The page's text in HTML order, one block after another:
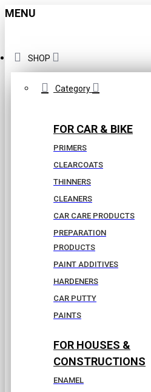
MENU
SHOP
Category
FOR CAR & BIKE
PRIMERS
CLEARCOATS
THINNERS
CLEANERS
CAR CARE PRODUCTS
PREPARATION
PRODUCTS
PAINT ADDITIVES
HARDENERS
CAR PUTTY
PAINTS
FOR HOUSES &
CONSTRUCTIONS
ENAMEL